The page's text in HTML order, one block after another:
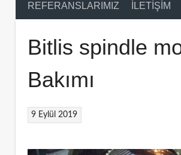
REFERANSLARIMIZ İLETIŞIM
Bitlis spindle
Bakımı
9 Eylül 2019